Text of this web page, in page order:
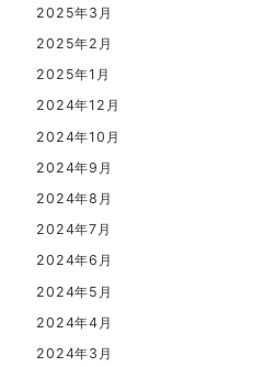
2025年3月
2025年2月
2025年1月
2024年12月
2024年10月
2024年9月
2024年8月
2024年7月
2024年6月
2024年5月
2024年4月
2024年3月